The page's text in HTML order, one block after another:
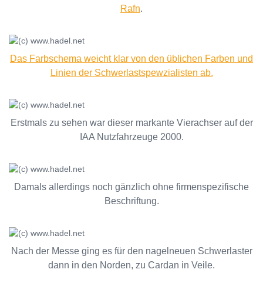
Rafn.
Das Farbschema weicht klar von den üblichen Farben und
Linien der Schwerlastspewzialisten ab.
Erstmals zu sehen war dieser markante Vierachser auf der
IAA Nutzfahrzeuge 2000.
Damals allerdings noch gänzlich ohne firmenspezifische
Beschriftung.
Nach der Messe ging es für den nagelneuen Schwerlaster
dann in den Norden, zu Cardan in Veile.